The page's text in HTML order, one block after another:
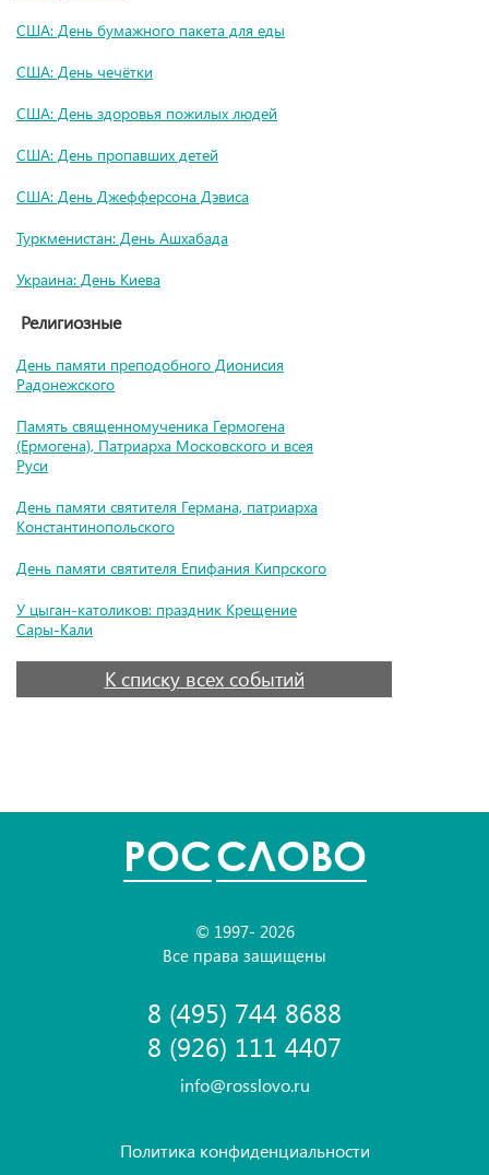
США: День бумажного пакета для еды
США: День чечётки
США: День здоровья пожилых людей
США: День пропавших детей
США: День Джефферсона Дэвиса
Туркменистан: День Ашхабада
Украина: День Киева
Религиозные
День памяти преподобного Дионисия
Радонежского
Память священномученика Гермогена
(Ермогена), Патриарха Московского и всея
Руси
День памяти святителя Германа, патриарха
Константинопольского
День памяти святителя Епифания Кипрского
У цыган-католиков: праздник Крещение
Сары-Кали
К списку всех событий
POCСЛОВО
© 1997- 2026
Все права защищены
8 (495) 744 8688
8 (926) 111 4407
info@rosslovo.ru
Политика конфиденциальности